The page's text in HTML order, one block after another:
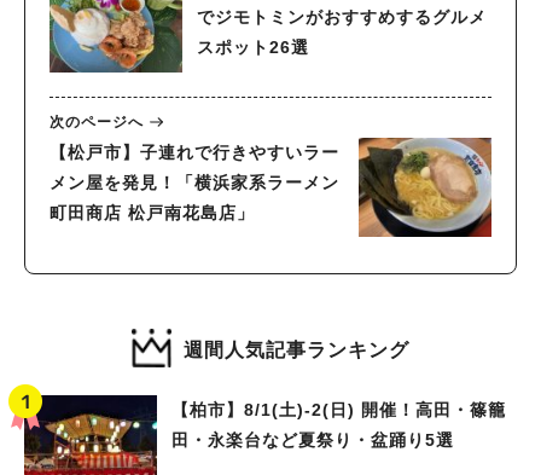
でジモトミンがおすすめするグルメ
スポット26選
次のページへ
【松戸市】子連れで行きやすいラー
メン屋を発見！「横浜家系ラーメン
町田商店 松戸南花島店」
週間人気記事ランキング
【柏市】8/1(土)‐2(日) 開催！高田・篠籠
田・永楽台など夏祭り・盆踊り5選